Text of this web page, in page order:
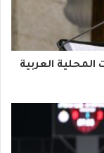
العربية